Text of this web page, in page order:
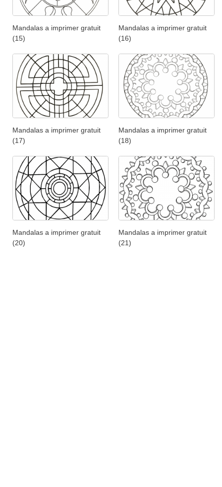
Mandalas a imprimer gratuit
(15)
Mandalas a imprimer gratuit
(16)
Mandalas a imprimer gratuit
(17)
Mandalas a imprimer gratuit
(18)
Mandalas a imprimer gratuit
(20)
Mandalas a imprimer gratuit
(21)